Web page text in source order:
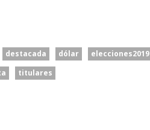
destacada dólar elecciones2019
titulares